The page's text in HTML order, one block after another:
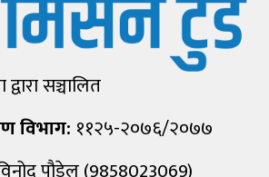
सञ्चालित
विभाग: ११२५-२०७६/२०७७